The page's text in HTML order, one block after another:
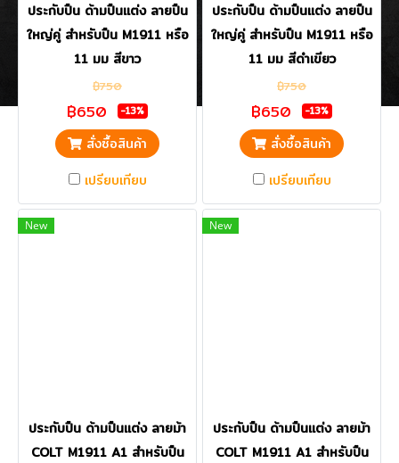
ประกับปืน ด้ามปืนแต่ง ลายปืน
ใหญ่คู่ สำหรับปืน M1911 หรือ
11 มม สีขาว
฿750
฿650 -13%
สั่งซื้อสินค้า
เปรียบเทียบ
ประกับปืน ด้ามปืนแต่ง ลายปืน
ใหญ่คู่ สำหรับปืน M1911 หรือ
11 มม สีดำเขียว
฿750
฿650 -13%
สั่งซื้อสินค้า
เปรียบเทียบ
New
ประกับปืน ด้ามปืนแต่ง ลายม้า
COLT M1911 A1 สำหรับปืน
New
ประกับปืน ด้ามปืนแต่ง ลายม้า
COLT M1911 A1 สำหรับปืน